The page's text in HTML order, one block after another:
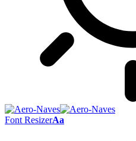
Font ResizerAa